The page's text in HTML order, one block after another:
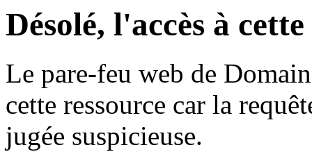
Désolé, l'accès à
Le pare-feu web de
cette ressource car la
jugée suspicieuse.